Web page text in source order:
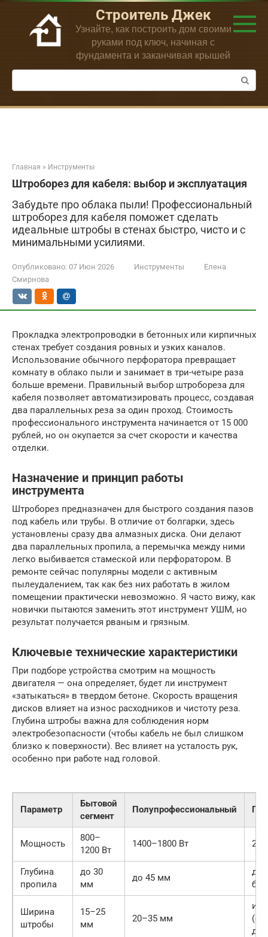
Перейти
контенту
Строитель Джек
Узнайте, как построить дом своими
руками под ключ, начиная с
фундамента и заканчивая крышей
Поиск:
Главная » Инструменты
Штроборез для кабеля: выбор и эксплуатация
Забудьте про облака пыли! Профессиональный
штроборез для кабеля поможет сделать
идеальные штробы в стенах быстро, чисто и с
минимальными усилиями.
Опубликовано: 07 Июн 2026 Инструменты
Елена
Смирнова
Прокладка электропроводки в бетонных или кирпичных
стенах требует создания ровных и узких каналов.
Использование обычного перфоратора превращает
комнату в облако пыли и занимает в три-четыре раза
больше времени. Правильный выбор штробореза для
кабеля позволяет автоматизировать процесс, создавая
два параллельных реза за один проход. Стоимость
профессионального инструмента начинается от 15 000
рублей, но он окупается за счет скорости и качества
отделки.
Назначение и принцип работы
инструмента
Штроборез предназначен для быстрого создания пазов
под кабель или трубы. В отличие от болгарки, здесь
установлены сразу два алмазных диска. Они делают
два параллельных пропила, а перемычка между ними
легко выбивается стамеской или перфоратором. В
ремонте сейчас популярны модели с активным
пылеудалением, так как без них работать в жилом
помещении практически невозможно. Я часто вижу, как
новички пытаются заменить этот инструмент УШМ, но
результат получается рваным и грязным.
Ключевые технические характеристики
При подборе устройства смотрим на мощность
двигателя — она определяет, будет ли инструмент
«затыкаться» в твердом бетоне. Скорость вращения
дисков влияет на износ расходников и чистоту реза.
Глубина штробы важна для соблюдения норм
электробезопасности (чтобы кабель не был слишком
близко к поверхности). Вес влияет на усталость рук,
особенно при работе над головой.
Параметр
Бытовой
сегмент
Полупрофессиональный
Мощность
800–
1200 Вт
1400–1800 Вт
Глубина
пропила
до 30
мм
до 45 мм
до
Ширина
штробы
15–25
мм
20–35 мм